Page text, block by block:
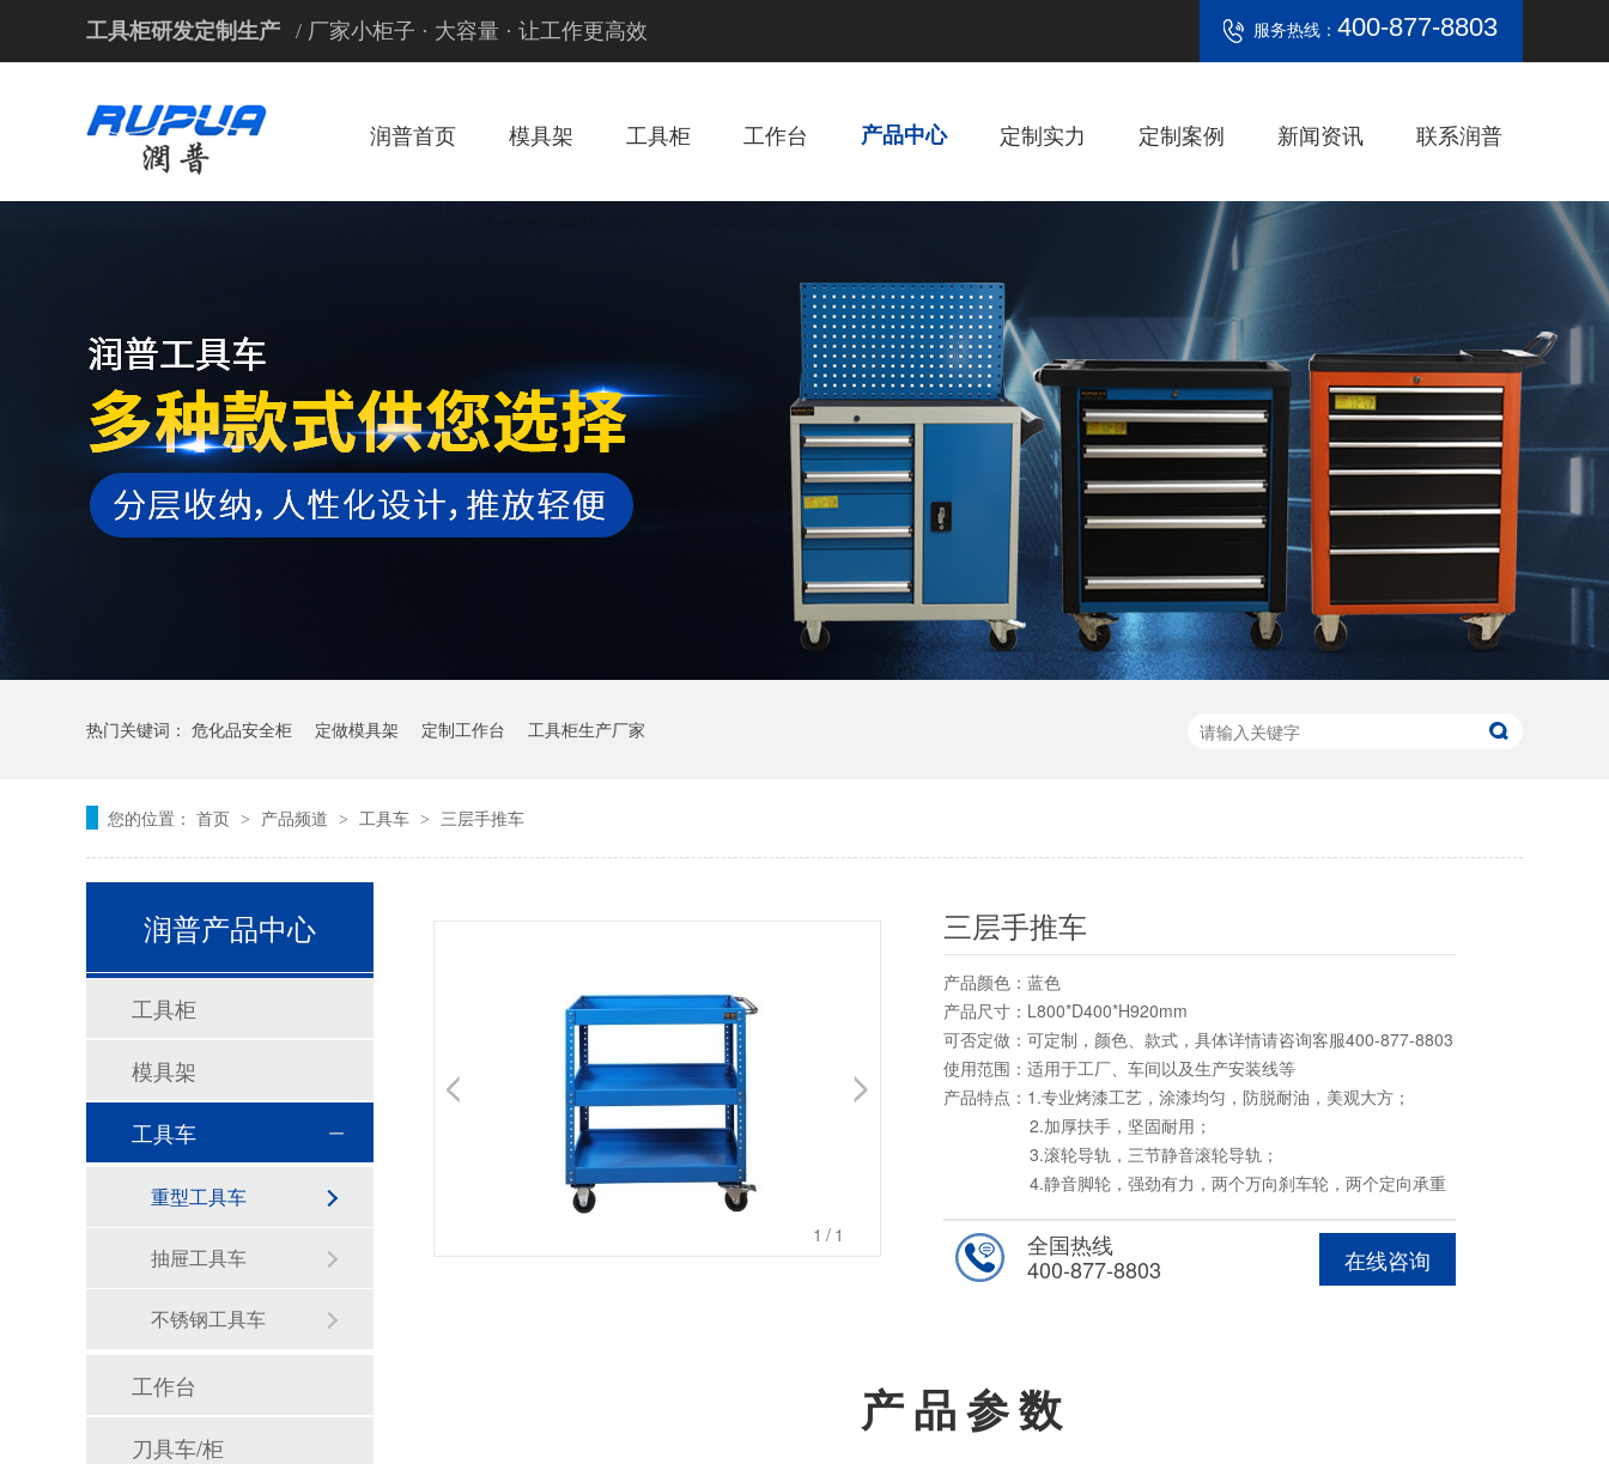
工具柜研发定制生产 / 厂家小柜子 · 大容量 · 让工作更高效 服务热线： 400-877-8803
润普首页 模具架 工具柜 工作台 产品中心 定制实力 定制案例 新闻资讯 联系润普
热门关键词： 危化品安全柜 定做模具架 定制工作台 工具柜生产厂家
您的位置： 首页 > 产品频道 > 工具车 > 三层手推车
1 /1
三层手推车
产品颜色：蓝色
产品尺寸：L800*D400*H920mm
可否定做：可定制，颜色、款式，具体详情请咨询客服400-877-8803
使用范围：适用于工厂、车间以及生产安装线等
产品特点：1.专业烤漆工艺，涂漆均匀，防脱耐油，美观大方；
2.加厚扶手，坚固耐用；
3.滚轮导轨，三节静音滚轮导轨；
4.静音脚轮，强劲有力，两个万向刹车轮，两个定向承重
5.可调节层板，承重100kg。
产品备注：产品尺寸为人工测量，存在1-2m误差，由于拍摄原因，颜
在线咨询
全国热线
400-877-8803
产品参数
润普产品中心
工具柜
模具架
工具车
重型工具车
抽屉工具车
不锈钢工具车
工作台
刀具车/柜